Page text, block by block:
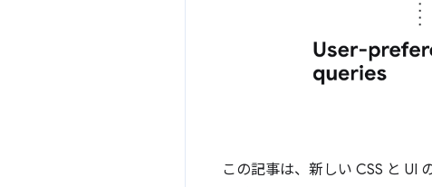
この記事は、新しい CSS と UI